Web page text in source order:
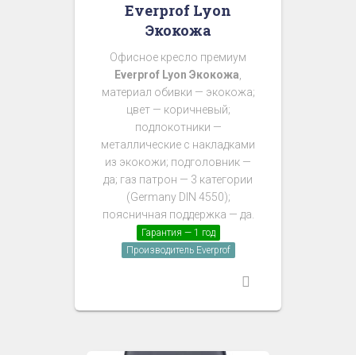
Everprof Lyon
Экокожа
Офисное кресло премиум
Everprof Lyon Экокожа
материал обивки — экокожа;
цвет — коричневый;
подлокотники —
металлические с накладками
из экокожи; подголовник —
да; газ патрон — 3 категории
(Germany DIN 4550);
поясничная поддержка — да.
Гарантия — 1 год
Производитель Everprof